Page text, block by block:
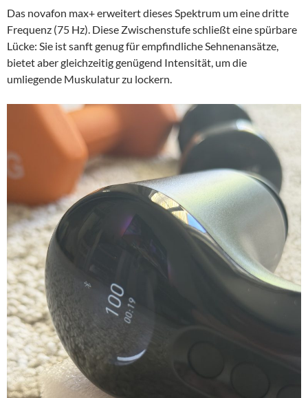
Das novafon max+ erweitert dieses Spektrum um eine dritte
Frequenz (75 Hz). Diese Zwischenstufe schließt eine spürbare
Lücke: Sie ist sanft genug für empfindliche Sehnenansätze,
bietet aber gleichzeitig genügend Intensität, um die
umliegende Muskulatur zu lockern.